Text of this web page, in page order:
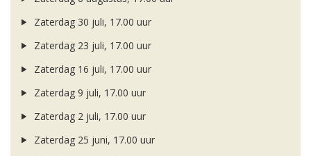
Zaterdag 30 juli, 17.00 uur
Zaterdag 23 juli, 17.00 uur
Zaterdag 16 juli, 17.00 uur
Zaterdag 9 juli, 17.00 uur
Zaterdag 2 juli, 17.00 uur
Zaterdag 25 juni, 17.00 uur